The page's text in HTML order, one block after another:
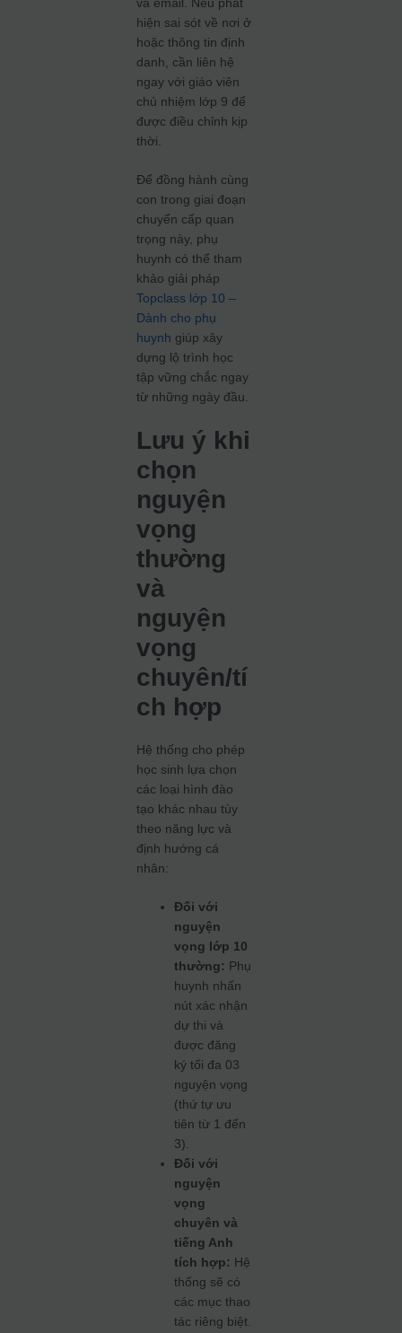
hiện sai sót về nơi ở
hoặc thông tin định
danh, cần liên hệ
ngay với giáo viên
chủ nhiệm lớp 9 để
được điều chỉnh kịp
thời.
Để đồng hành cùng
con trong giai đoạn
chuyển cấp quan
trọng này, phụ
huynh có thể tham
khảo giải pháp
Topclass lớp 10 –
Dành cho phụ
huynh giúp xây
dựng lộ trình học
tập vững chắc ngay
từ những ngày đầu.
Lưu ý khi
chọn
nguyện
vọng
thường
và
nguyện
vọng
chuyên/tí
ch hợp
Hệ thống cho phép
học sinh lựa chọn
các loại hình đào
tạo khác nhau tùy
theo năng lực và
định hướng cá
nhân:
Đối với
nguyện
vọng lớp 10
thường: Phụ
huynh nhấn
nút xác nhận
dự thi và
được đăng
ký tối đa 03
nguyện vọng
(thứ tự ưu
tiên từ 1 đến
3).
Đối với
nguyện
vọng
chuyên và
tiếng Anh
tích hợp: Hệ
thống sẽ có
các mục thao
tác riêng biệt.